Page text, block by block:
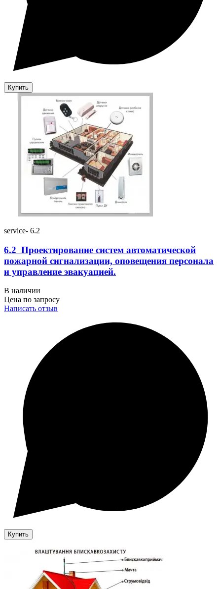
Купить
service- 6.2
6.2 Проектирование систем автоматической
пожарной сигнализации, оповещения персонала
и управление эвакуацией.
В наличии
Цена по запросу
Написать отзыв
Купить